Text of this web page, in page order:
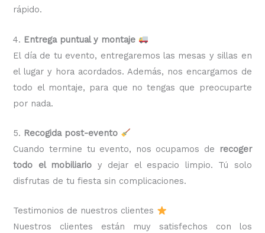
rápido.
4. Entrega puntual y montaje
El día de tu evento, entregaremos las mesas y sillas en
el lugar y hora acordados. Además, nos encargamos de
todo el montaje, para que no tengas que preocuparte
por nada.
5. Recogida post-evento
Cuando termine tu evento, nos ocupamos de
recoger
todo el mobiliario y dejar el espacio limpio. Tú solo
disfrutas de tu fiesta sin complicaciones.
Testimonios de nuestros clientes
Nuestros clientes están muy satisfechos con los